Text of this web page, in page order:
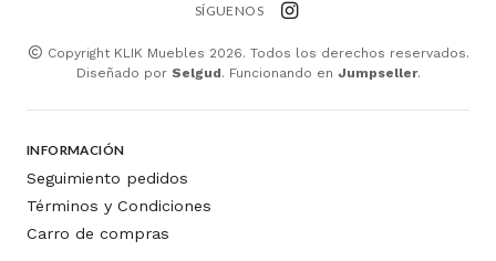
SÍGUENOS
Copyright KLIK Muebles 2026. Todos los derechos reservados.
Diseñado por Selgud. Funcionando en Jumpseller.
INFORMACIÓN
Seguimiento pedidos
Términos y Condiciones
Carro de compras